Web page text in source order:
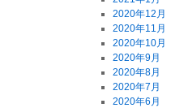
2020年12月
2020年11月
2020年10月
2020年9月
2020年8月
2020年7月
2020年6月